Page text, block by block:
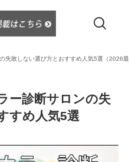
失敗しない選び方とおすすめ人気5選（2026
ー診断サロンの失
すめ人気5選